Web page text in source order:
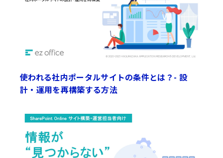
使われる社内ポータルサイトの条件とは？- 設
計・運用を再構築する方法